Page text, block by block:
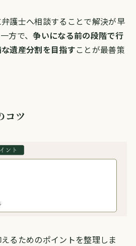
護士へ相談することで解決が早
方で、争いになる前の段階で行
遺産分割を目指すことが最善策
コツ
るためのポイントを整理しま